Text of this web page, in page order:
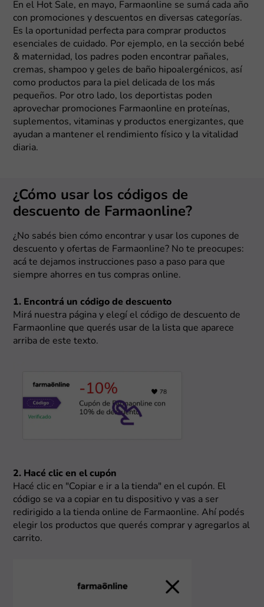
En el Hot Sale, en mayo, Farmaonline se sumá cada año
con promociones y descuentos en diversas categorías.
Es la oportunidad perfecta para comprar productos
esenciales de cuidado. Por ejemplo, en la sección bebé
& maternidad, los padres poden encontrar pañales,
cremas, shampoo y geles de baño hipoalergénicos, así
como productos para la piel delicada de los más
pequeños. Por otro lado, los deportistas poden
aprovechar promociones Farmaonline en proteínas,
suplementos, vitaminas y productos energizantes, que
ayudan a mantener el rendimiento físico y la vitalidad
diaria.
¿Cómo usar los códigos de
descuento de Farmaonline?
¿No sabés bien cómo encontrar y usar los cupones de
descuento y ofertas de Farmaonline? No te preocupes:
acá te dejamos instrucciones paso a paso para que
siempre ahorres en tus compras online.
1. Encontrá un código de descuento
Mirá nuestra página y elegí el código de descuento de
Farmaonline que querés usar de la lista que aparece
arriba de este texto.
2. Hacé clic en el cupón
Hacé clic en "Copiar e ir a la tienda" en el cupón. El
código se va a copiar en tu dispositivo y vas a ser
redirigido a la tienda online de Farmaonline. Ahí podés
elegir los productos que querés comprar y agregarlos al
carrito.